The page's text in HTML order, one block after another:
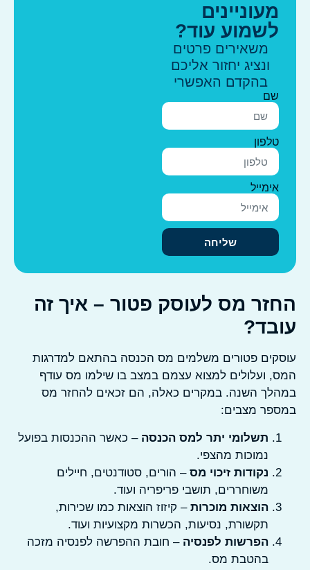
מעוניינים
לשמוע עוד?
משאירים פרטים
ונציג יחזור אליכם
בהקדם האפשרי
אימייל
שליחה
מס לעוסק פטור – איך זה
פטורים משלמים מס הכנסה בהתאם למדרגות
ועלולים למצוא עצמם במצב בו שילמו מס עודף
השנה. במקרים כאלה, הם זכאים להחזר מס
מצבים:
תשלומי יתר למס הכנסה– כאשר ההכנסות בפועל
נמוכות מהצפי.
נקודות זיכוי מס– הורים, סטודנטים, חיילים
משוחררים, תושבי פריפריה ועוד.
הוצאות מוכרות– קיזוז הוצאות כמו שכירות,
תקשורת, נסיעות, הכשרות מקצועיות ועוד.
הפרשות לפנסיה– חובת ההפרשה לפנסיה מזכה
בהטבת מס.